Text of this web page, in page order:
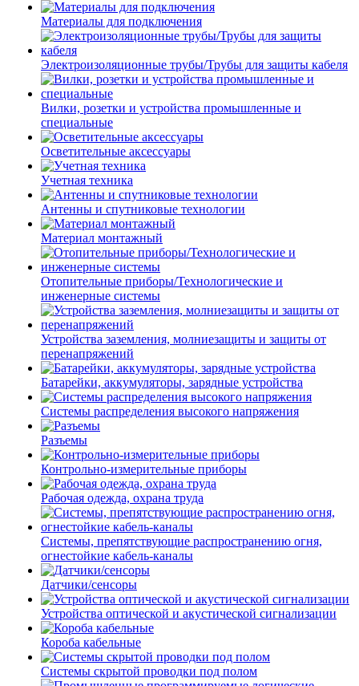
Материалы для подключения
Электроизоляционные трубы/Трубы для защиты кабеля
Вилки, розетки и устройства промышленные и
специальные
Осветительные аксессуары
Учетная техника
Антенны и спутниковые технологии
Материал монтажный
Отопительные приборы/Технологические и
инженерные системы
Устройства заземления, молниезащиты и защиты от
перенапряжений
Батарейки, аккумуляторы, зарядные устройства
Системы распределения высокого напряжения
Разъемы
Контрольно-измерительные приборы
Рабочая одежда, охрана труда
Системы, препятствующие распространению огня,
огнестойкие кабель-каналы
Датчики/сенсоры
Устройства оптической и акустической сигнализации
Короба кабельные
Системы скрытой проводки под полом